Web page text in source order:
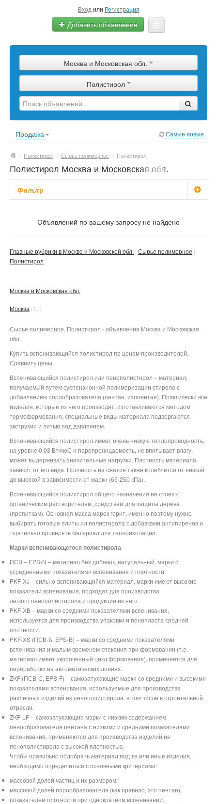
Вход или Регистрация
Добавить объявление
Сырье
Изделия
Оборудование
Москва и Московская обл.
Полистирол
Продажа Самые новые
/ Полистирол / Сырье полимерное / Полистирол
Полистирол Москва и Московская обл.
Фильтр
Не важно
Не важно
Частные
Объявлений по вашему запросу не найдено
Главные рубрики в Москве и Московской обл. Сырье полимерное
Полистирол
Москва и Московская обл.
Москва (17)
Сырье полимерное, Полистирол - объявления Москва и Московская
обл.
Купить вспенивающийся полистирол по ценам производителей.
Сравнить цены.
Вспенивающийся полистирол или пенополистирол – материал,
получаемый путем суспензионной полимеризации стирола с
добавлением порообразователя (пентан, изопентан). Практически все
изделия, которые из него производят, изготавливаются методом
термоформования, специальные виды материала подвергаются
экструзии и литью под давлением.
Вспенивающийся полистирол имеет очень низкую теплопроводность,
на уровне 0,03 Вт/моС и паропроницаемость, не впитывает влагу,
может выдерживать значительные нагрузки. Плотность материала
зависит от его вида. Прочность на сжатие также колеблется от низкой
до высокой в зависимости от марки (65-250 кПа).
Вспенивающийся полистирол общего назначения не стоек к
органическим растворителям, средствам для защиты дерева
(пропиткам). Основная масса марок горит, именно поэтому нужно
выбирать готовые плиты ил полистирола с добавками антипиренов и
тщательно проверять материал для теплоизоляции.
Марки вспенивающегося полистирола
ПСВ – EPS-N – материал без добавок, натуральный, марки с
усредненными показателями вспенивания и плотности.
PKF-XJ – сильно-вспенивающийся материал, марки имеют высокие
показатели вспенивания, подходят для производства
лёгкого пенополистирола и продукции из него.
PKF-XB – марки со средними показателями вспенивания,
используется для производства упаковки и пенопласта средней
плотности.
PKF-XS (ПСВ-Б, EPS-B) – марки со средними показателями
вспенивания и малым временем спекания при формовании (т.е.
материал имеет укороченный цикл формования), применяется для
переработки на автоматических линиях.
ZKF (ПСВ-С, EPS-F) – самозатухающие марки со средними и высокими
показателями вспенивания, используемые для производства
различных изделий из пенополистирола, в том числе в строительной
отрасли.
ZKF-LP – самозатухающие марки с низким содержанием
пенообразователя пентана с низкими и средними показателями
вспенивания, применяются для производства изделий из
пенополистирола с высокой плотностью.
Чтобы правильно подобрать материал под те или иные изделия,
необходимо определиться с основными критериями:
массовой долей частиц и их размером;
массовой долей порообразователя (как правило, это пентан);
показателем плотности при однократном вспенивании;